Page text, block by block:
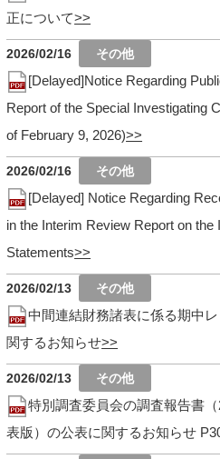
正について
2026/02/16
[Delayed]Notice Regarding
Report of the Special Investigating
of February 9, 2026)
2026/02/16
[Delayed] Notice Regarding
in the Interim Review Report on
Statements
2026/02/13
中間連結財務諸表に係る期中
関するお知らせ
2026/02/13
特別調査委員会の調査報告書
表版）の公表に関するお知らせ